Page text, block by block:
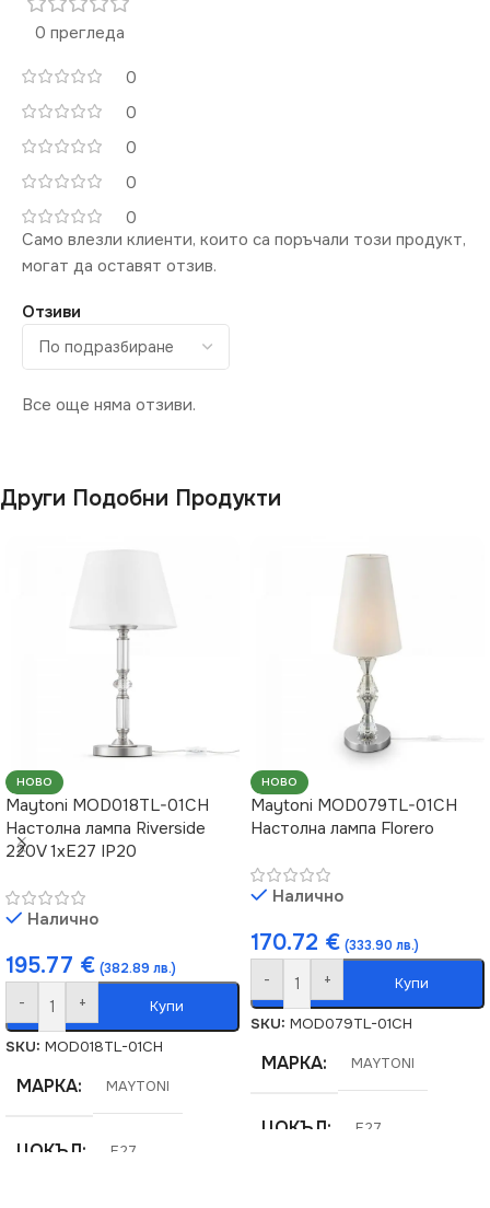
ТЕМПЕРАТУРА (K)
3000
СВЕТЛИНЕН ПОТОК
300
IP20
ДИМИРАНЕ
МОЩНОСТ (W)
0 прегледа
0
0
0
0
0
Отзиви
Все още няма отзиви.
Само влезли клиенти, които са поръчали този продукт,
могат да оставят отзив.
Други Подобни Продукти
НОВО
Maytoni MOD018TL-01CH
Настолна лампа Riverside
220V 1xE27 IP20
Налично
195.77 € (382.89 лв.)
- + Купи
SKU: MOD018TL-01CH
МАРКА MAYTONI
ЦОКЪЛ E27
НОВО
Maytoni MOD079TL-01CH
Настолна лампа Florero
Налично
170.72 € (333.90 лв.)
- + Купи
SKU: MOD079TL-01CH
МАРКА MAYTONI
ЦОКЪЛ E27